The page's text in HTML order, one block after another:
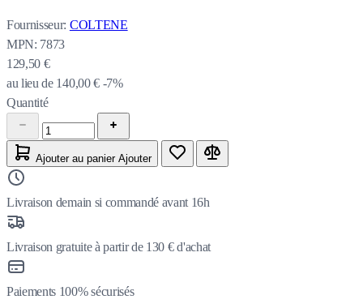
Fournisseur: COLTENE
MPN: 7873
129,50 €
au lieu de 140,00 € -7%
Quantité
Ajouter au panier Ajouter
Livraison demain si commandé avant 16h
Livraison gratuite à partir de 130 € d'achat
Paiements 100% sécurisés